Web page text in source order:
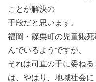
ことが解決の
手段だと思います。
福岡・篠栗町の児童餓
んでいるようですが、
それは司直の手に委ね
は、やはり、地域社会に